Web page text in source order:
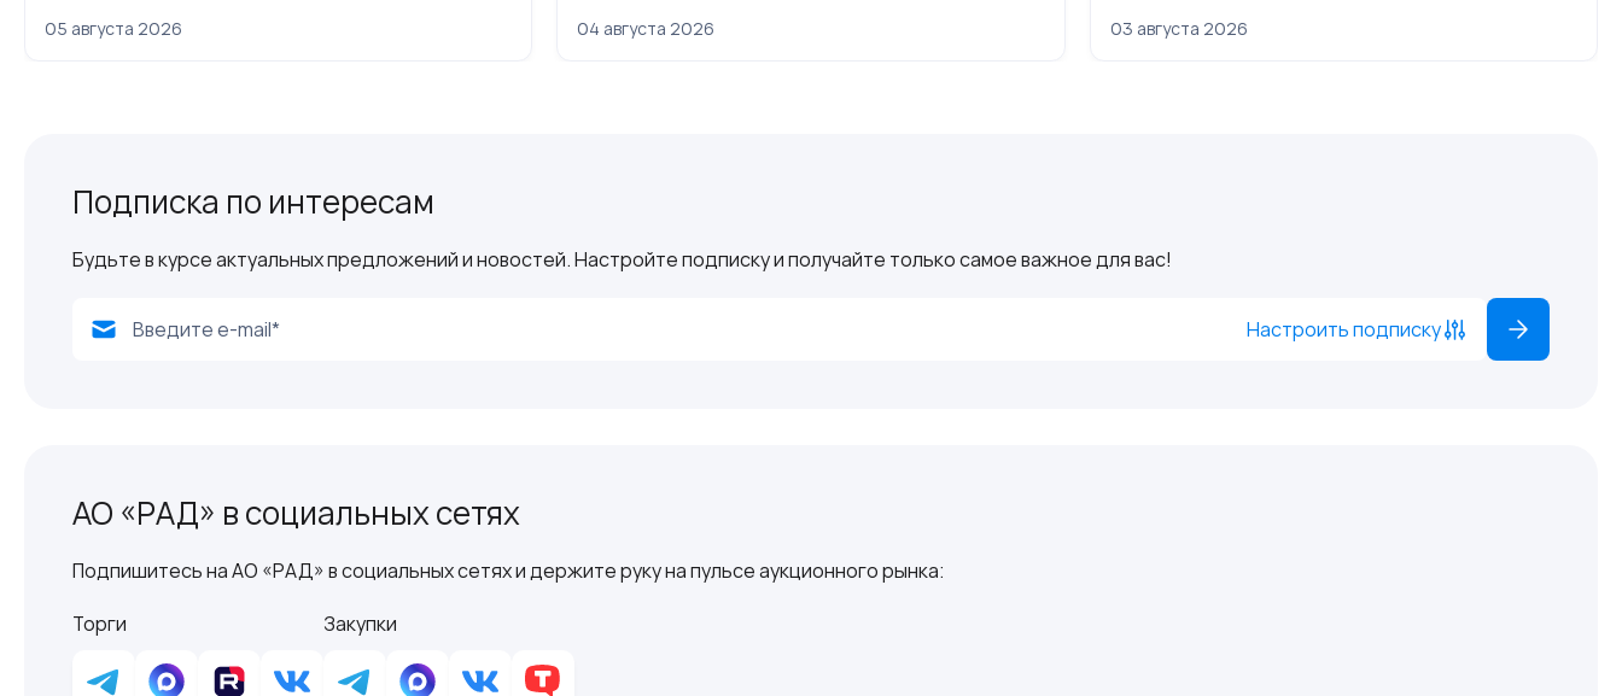
05 августа 2026 04 августа 2026 03 августа 2026
Подписка по интересам
Будьте в курсе актуальных предложений и новостей. Настройте подписку и получайте только самое важное для вас!
Настроить подписку
АО «РАД» в социальных сетях
Подпишитесь на АО «РАД» в социальных сетях и держите руку на пульсе аукционного рынка:
Торги
Закупки